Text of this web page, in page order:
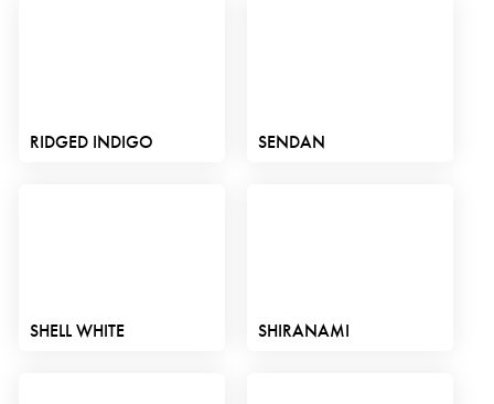
RIDGED INDIGO SENDAN
SHELL WHITE SHIRANAMI